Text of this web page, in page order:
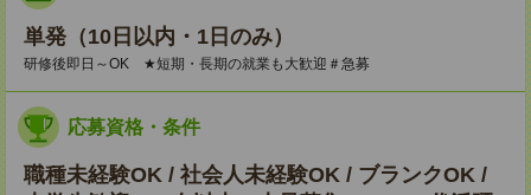
単発（10日以内・1日のみ）
研修後即日～OK ★短期・長期の就業も大歓迎＃急募
応募資格・条件
職種未経験OK / 社会人未経験OK / ブランクOK /